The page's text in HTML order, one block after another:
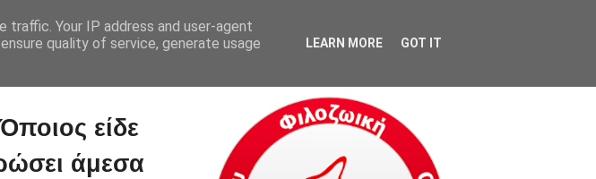
Οι Θέσεις Μας Νομοθεσία Νέα Αδέσποτα
είδε
άμεσα
Your IP address and user-agent
quality of service, generate usage
LEARN MORE GOT IT